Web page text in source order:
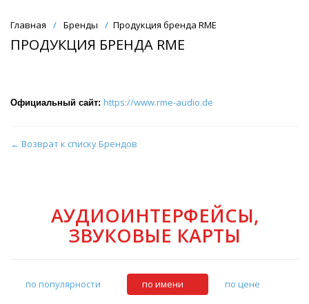
Главная / Бренды / Продукция бренда RME
ПРОДУКЦИЯ БРЕНДА RME
Официальный сайт: https://www.rme-audio.de
← Возврат к списку Брендов
АУДИОИНТЕРФЕЙСЫ,
ЗВУКОВЫЕ КАРТЫ
по популярности по имени по цене